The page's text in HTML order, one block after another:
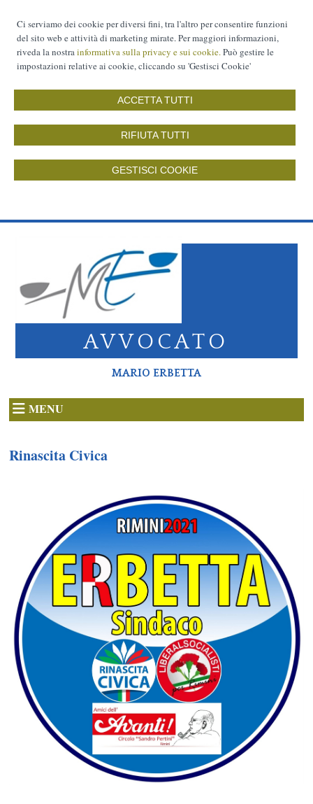
Ci serviamo dei cookie per diversi fini, tra l'altro per consentire funzioni
del sito web e attività di marketing mirate. Per maggiori informazioni,
riveda la nostrainformativa sulla privacy e sui cookie.Può gestire le
impostazioni relative ai cookie, cliccando su 'Gestisci Cookie'
ACCETTA TUTTI
RIFIUTA TUTTI
GESTISCI COOKIE
AVVOCATO
MARIO ERBETTA
MENU
Rinascita Civica